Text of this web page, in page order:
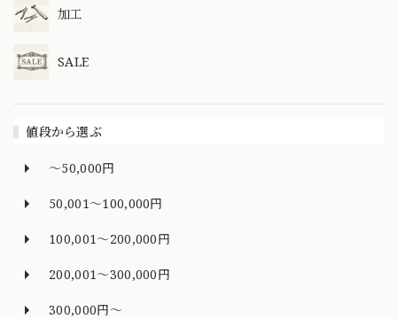
加工
SALE
値段から選ぶ
～50,000円
50,001～100,000円
100,001～200,000円
200,001～300,000円
300,000円～